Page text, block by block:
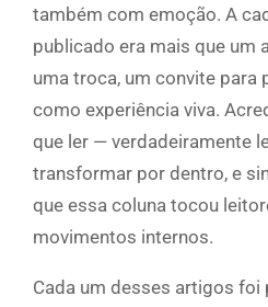
também com emoção. A
publicado era mais que um
uma troca, um convite para
como experiência viva.
que ler — verdadeiramente
transformar por dentro, e
que essa coluna tocou
movimentos internos.
Cada um desses artigos foi